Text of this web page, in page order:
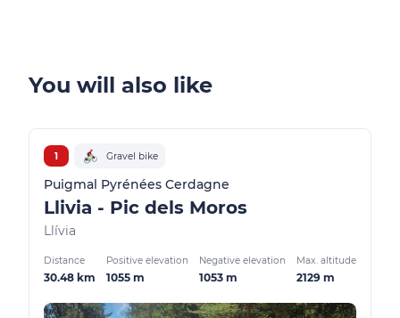
You will also like
1 Gravel bike
Puigmal Pyrénées Cerdagne
Llivia - Pic dels Moros
Llívia
Distance
30.48 km
Positive elevation
1055 m
Negative elevation
1053 m
Max. altitude
2129 m